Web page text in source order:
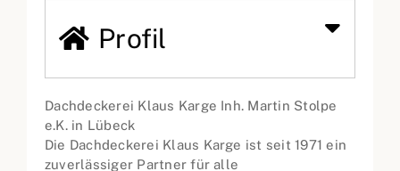
Profil
Dachdeckerei Klaus Karge Inh. Martin Stolpe
e.K. in Lübeck
Die Dachdeckerei Klaus Karge ist seit 1971 ein
zuverlässiger Partner für alle